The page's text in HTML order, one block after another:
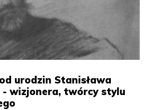
urodzin Stanisława
wizjonera, twórcy stylu